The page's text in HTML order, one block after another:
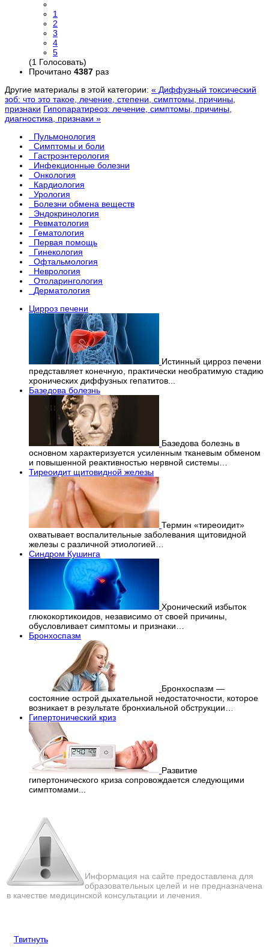
1
2
3
4
5
(1 Голосовать)
Прочитано 4387 раз
Другие материалы в этой категории: « Диффузный токсический
зоб: что это такое, лечение, степени, симптомы, причины,
признаки Гипопаратиреоз: лечение, симптомы, причины,
диагностика, признаки »
Пульмонология
Симптомы и боли
Гастроэнтерология
Инфекционные болезни
Онкология
Кардиология
Урология
Болезни обмена веществ
Эндокринология
Ревматология
Гематология
Первая помощь
Гинекология
Офтальмология
Неврология
Отоларингология
Дерматология
Цирроз печени
Истинный цирроз печени
представляет конечную, практически необратимую стадию
хронических диффузных гепатитов...
Базедова болезнь
Базедова болезнь в
основном характеризуется усиленным тканевым обменом
и повышенной реактивностью нервной системы…
Тиреоидит щитовидной железы
Термин «тиреоидит»
охватывает воспалительные заболевания щитовидной
железы с различной этиологией…
Синдром Кушинга
Хронический избыток
глюкокортикоидов, независимо от своей причины,
обусловливает симптомы и признаки…
Бронхоспазм
Бронхоспазм —
состояние острой дыхательной недостаточности, которое
возникает в результате бронхиальной обструкции…
Гипертонический криз
Развитие
гипертонического криза сопровождается следующими
симптомами...
Информация на сайте предоставлена для
образовательных целей и не предназначена
в качестве медицинской консультации и лечения.
Твитнуть